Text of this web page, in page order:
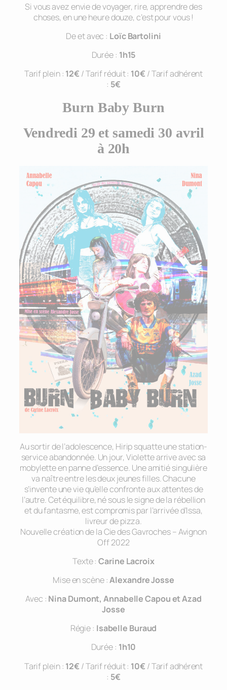
Si vous avez envie de voyager, rire, apprendre des
choses, en une heure douze, c’est pour vous !
De et avec : Loïc Bartolini
Durée : 1h15
Tarif plein : 12€ / Tarif réduit : 10€ / Tarif adhérent
: 5€
Burn Baby Burn
Vendredi 29 et samedi 30 avril
à 20h
Au sortir de l’adolescence, Hirip squatte une station-
service abandonnée. Un jour, Violette arrive avec sa
mobylette en panne d’essence. Une amitié singulière
va naître entre les deux jeunes filles. Chacune
s’invente une vie qu’elle confronte aux attentes de
l’autre. Cet équilibre, né sous le signe de la rébellion
et du fantasme, est compromis par l’arrivée d’Issa,
livreur de pizza.
Nouvelle création de la Cie des Gavroches – Avignon
Off 2022
Texte :Carine Lacroix
Mise en scène :Alexandre Josse
Avec : Nina Dumont, Annabelle Capou et Azad
Josse
Régie : Isabelle Buraud
Durée : 1h10
Tarif plein : 12€ / Tarif réduit : 10€ / Tarif adhérent
: 5€